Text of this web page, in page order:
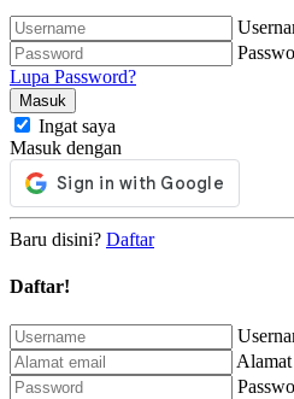
Lupa Password?
Ingat saya
Masuk dengan
Baru disini? Daftar
Daftar!